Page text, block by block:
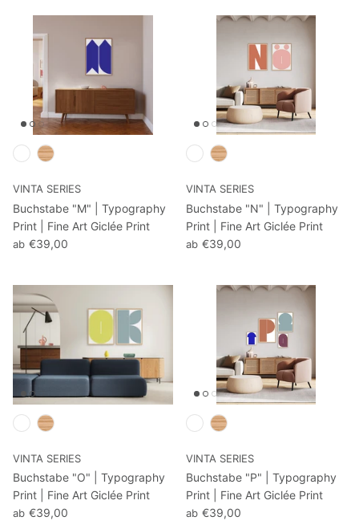
VINTA SERIES
Buchstabe "M" | Typography
Print | Fine Art Giclée Print
ab €39,00
VINTA SERIES
Buchstabe "N" | Typography
Print | Fine Art Giclée Print
ab €39,00
VINTA SERIES
Buchstabe "O" | Typography
Print | Fine Art Giclée Print
ab €39,00
VINTA SERIES
Buchstabe "P" | Typography
Print | Fine Art Giclée Print
ab €39,00